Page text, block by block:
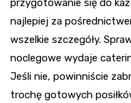
przygotowanie się do
najlepiej za
wszelkie szczegóły.
noclegowe wydaje
Jeśli nie, powinniście
trochę gotowych